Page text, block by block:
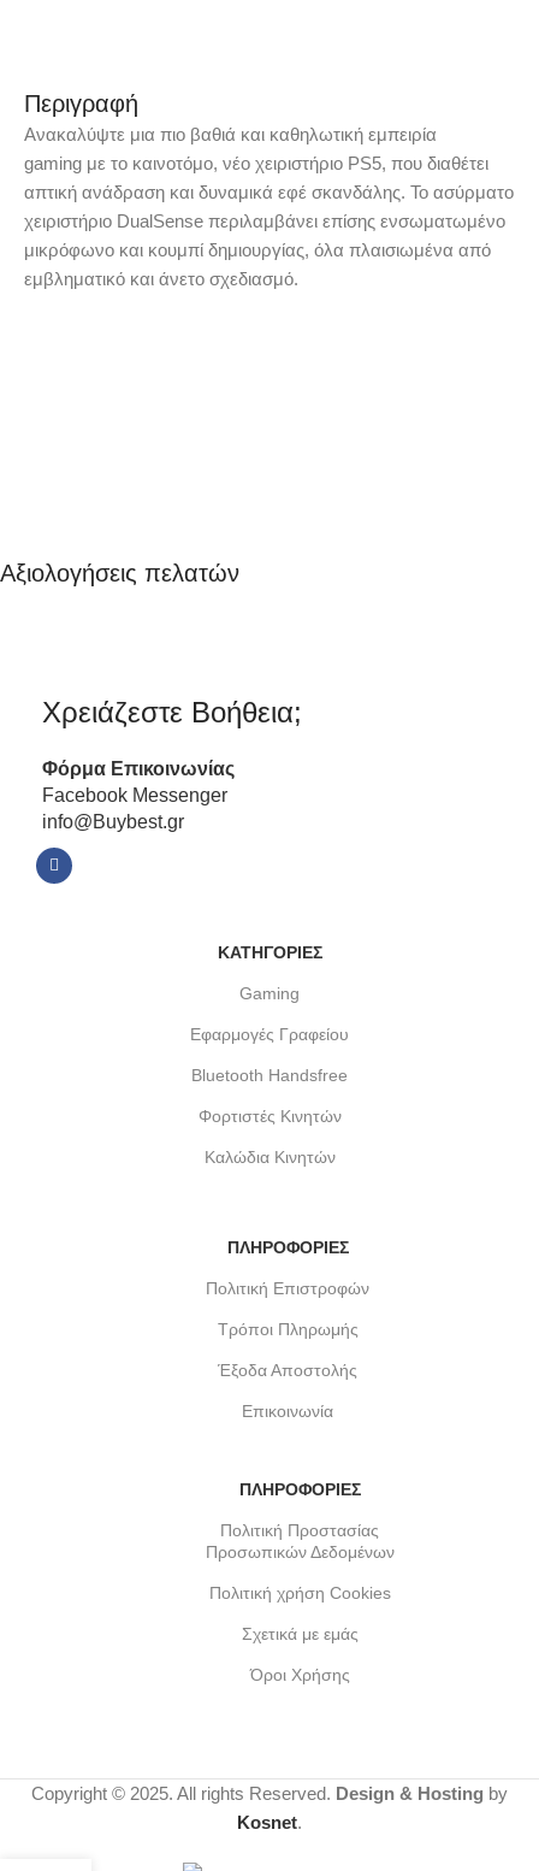
Περιγραφή
Ανακαλύψτε μια πιο βαθιά και καθηλωτική εμπειρία
gaming με το καινοτόμο, νέο χειριστήριο PS5, που διαθέτει
απτική ανάδραση και δυναμικά εφέ σκανδάλης. Το ασύρματο
χειριστήριο DualSense περιλαμβάνει επίσης ενσωματωμένο
μικρόφωνο και κουμπί δημιουργίας, όλα πλαισιωμένα από
εμβληματικό και άνετο σχεδιασμό.
Αξιολογήσεις πελατών
Χρειάζεστε Βοήθεια;
Φόρμα Επικοινωνίας
Facebook Messenger
info@Buybest.gr
ΚΑΤΗΓΟΡΙΕΣ
Gaming
Εφαρμογές Γραφείου
Bluetooth Handsfree
Φορτιστές Κινητών
Καλώδια Κινητών
ΠΛΗΡΟΦΟΡΙΕΣ
Πολιτική Επιστροφών
Τρόποι Πληρωμής
Έξοδα Αποστολής
Επικοινωνία
ΠΛΗΡΟΦΟΡΙΕΣ
Πολιτική Προστασίας
Προσωπικών Δεδομένων
Πολιτική χρήση Cookies
Σχετικά με εμάς
Όροι Χρήσης
Copyright © 2025. All rights Reserved. Design & Hosting by
Kosnet.